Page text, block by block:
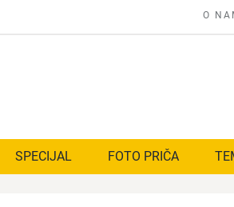
O
SPECIJAL FOTO PRIČA